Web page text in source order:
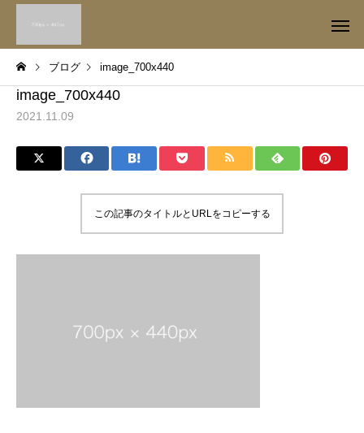
ブログ image_700x440
image_700x440
2021.11.09
この記事のタイトルとURLをコピーする